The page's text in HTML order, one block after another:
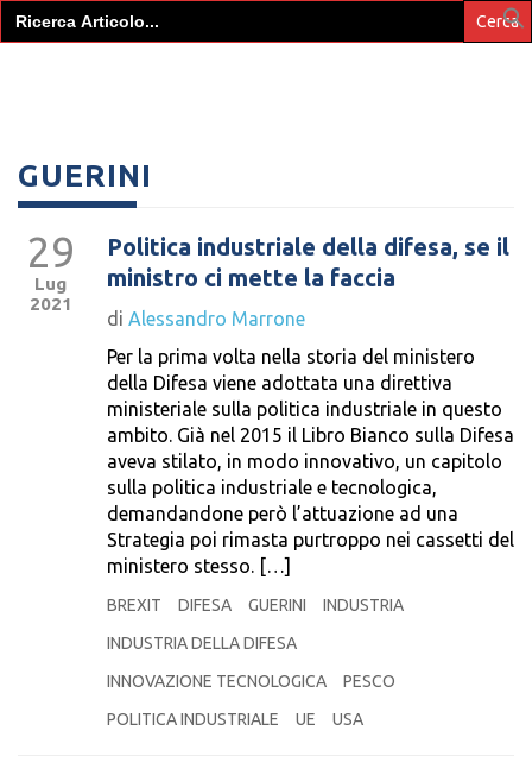
Search
for:
GUERINI
29
Lug
2021
Politica industriale della difesa, se il
ministro ci mette la faccia
di Alessandro Marrone
Per la prima volta nella storia del ministero
della Difesa viene adottata una direttiva
ministeriale sulla politica industriale in questo
ambito. Già nel 2015 il Libro Bianco sulla Difesa
aveva stilato, in modo innovativo, un capitolo
sulla politica industriale e tecnologica,
demandandone però l’attuazione ad una
Strategia poi rimasta purtroppo nei cassetti del
ministero stesso. […]
BREXIT DIFESA GUERINI
INDUSTRIA
INDUSTRIA DELLA DIFESA
INNOVAZIONE TECNOLOGICA
PESCO
POLITICA INDUSTRIALE
UE USA